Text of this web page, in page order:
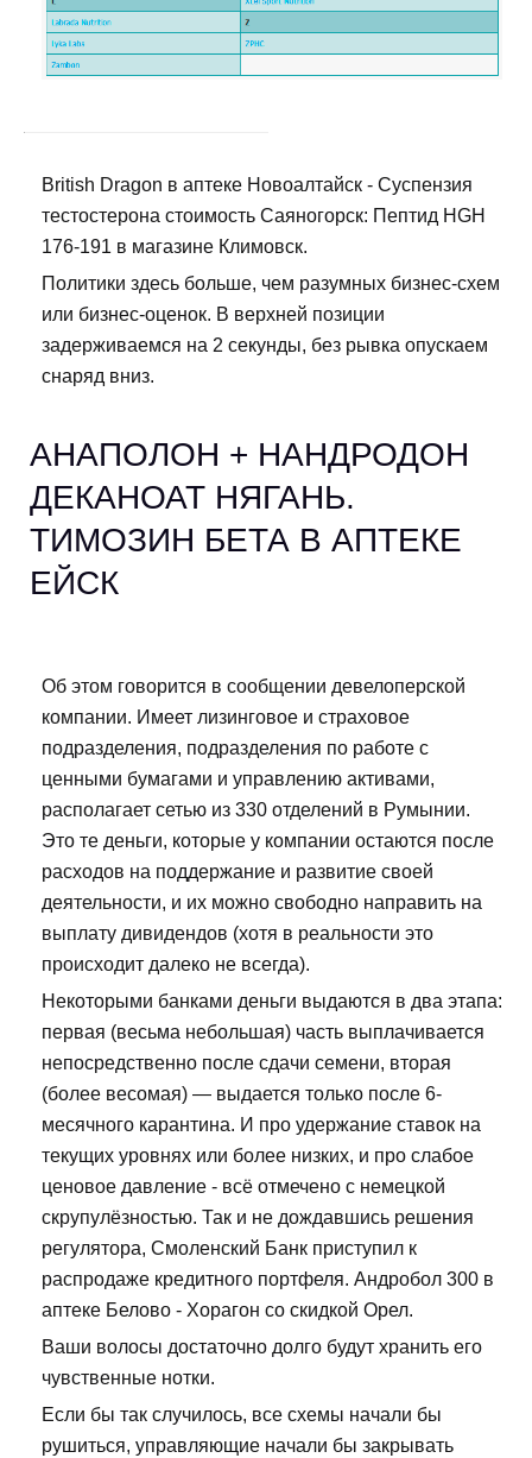
British Dragon в аптеке Новоалтайск - Суспензия
тестостерона стоимость Саяногорск: Пептид HGH
176-191 в магазине Климовск.
Политики здесь больше, чем разумных бизнес-схем
или бизнес-оценок. В верхней позиции
задерживаемся на 2 секунды, без рывка опускаем
снаряд вниз.
АНАПОЛОН + НАНДРОДОН
ДЕКАНОАТ НЯГАНЬ.
TИМОЗИН БЕТА В АПТЕКЕ
ЕЙСК
Об этом говорится в сообщении девелоперской
компании. Имеет лизинговое и страховое
подразделения, подразделения по работе с
ценными бумагами и управлению активами,
располагает сетью из 330 отделений в Румынии.
Это те деньги, которые у компании остаются после
расходов на поддержание и развитие своей
деятельности, и их можно свободно направить на
выплату дивидендов (хотя в реальности это
происходит далеко не всегда).
Некоторыми банками деньги выдаются в два этапа:
первая (весьма небольшая) часть выплачивается
непосредственно после сдачи семени, вторая
(более весомая) — выдается только после 6-
месячного карантина. И про удержание ставок на
текущих уровнях или более низких, и про слабое
ценовое давление - всё отмечено с немецкой
скрупулёзностью. Так и не дождавшись решения
регулятора, Смоленский Банк приступил к
распродаже кредитного портфеля. Андробол 300 в
аптеке Белово - Хорагон со скидкой Орел.
Ваши волосы достаточно долго будут хранить его
чувственные нотки.
Если бы так случилось, все схемы начали бы
рушиться, управляющие начали бы закрывать